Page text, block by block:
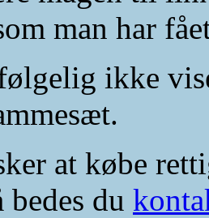
man har
ikke
at købe
du